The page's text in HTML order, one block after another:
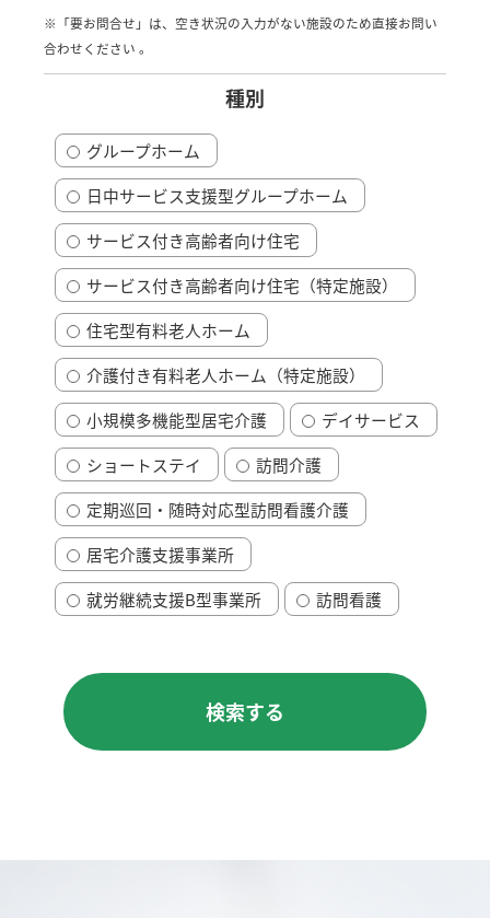
※「要お問合せ」は、空き状況の入力がない施設のため直接お問い
合わせください 。
種別
グループホーム
日中サービス支援型グループホーム
サービス付き高齢者向け住宅
サービス付き高齢者向け住宅（特定施設）
住宅型有料老人ホーム
介護付き有料老人ホーム（特定施設）
小規模多機能型居宅介護
デイサービス
ショートステイ
訪問介護
定期巡回・随時対応型訪問看護介護
居宅介護支援事業所
就労継続支援B型事業所
訪問看護